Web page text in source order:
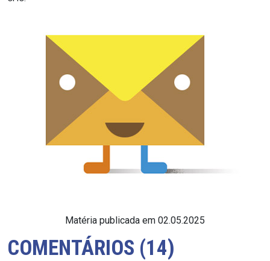
Matéria publicada em 02.05.2025
COMENTÁRIOS (14)